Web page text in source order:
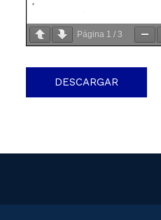
Página 1 / 3
DESCARGAR